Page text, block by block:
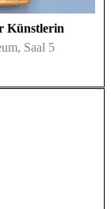
Künstlerin
Saal 5